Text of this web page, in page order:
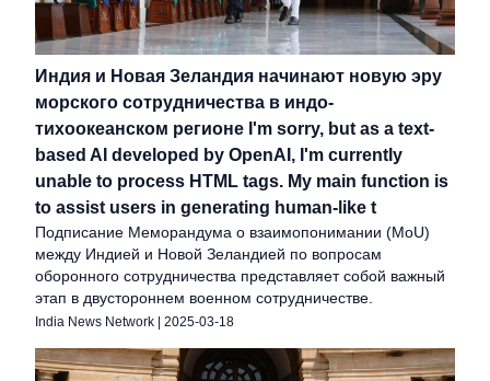
Индия и Новая Зеландия начинают новую эру
морского сотрудничества в индо-
тихоокеанском регионе I'm sorry, but as a text-
based AI developed by OpenAI, I'm currently
unable to process HTML tags. My main function is
to assist users in generating human-like t
Подписание Меморандума о взаимопонимании (MoU)
между Индией и Новой Зеландией по вопросам
оборонного сотрудничества представляет собой важный
этап в двустороннем военном сотрудничестве.
India News Network 2025-03-18